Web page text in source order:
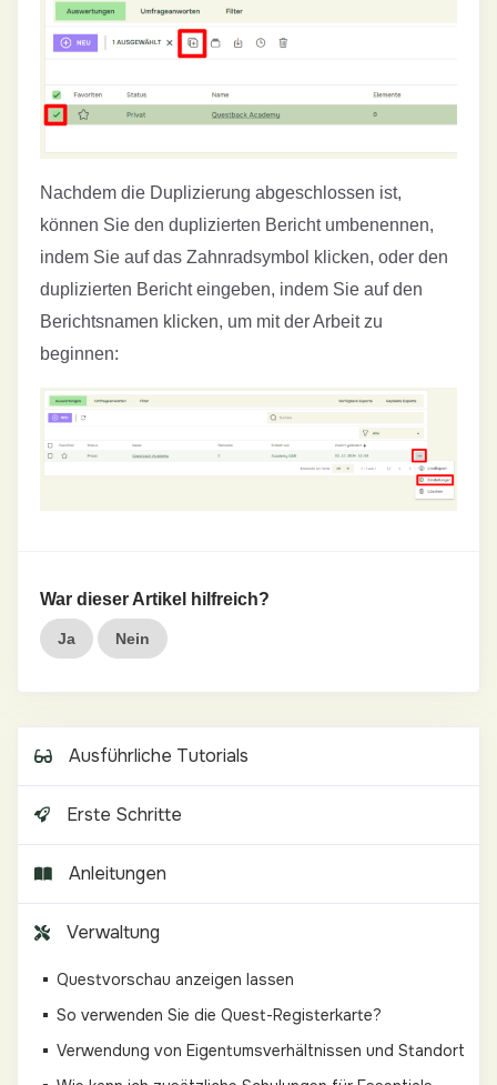
Nachdem die Duplizierung abgeschlossen ist,
können Sie den duplizierten Bericht umbenennen,
indem Sie auf das Zahnradsymbol klicken, oder den
duplizierten Bericht eingeben, indem Sie auf den
Berichtsnamen klicken, um mit der Arbeit zu
beginnen:
War dieser Artikel hilfreich?
Ja Nein
Ausführliche Tutorials
Erste Schritte
Anleitungen
Verwaltung
Questvorschau anzeigen lassen
So verwenden Sie die Quest-Registerkarte?
Verwendung von Eigentumsverhältnissen und Standort